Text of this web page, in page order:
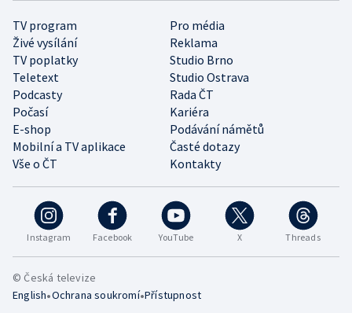
Instagram Facebook YouTube X Threads
TV program
Pro média
Živé vysílání
Reklama
TV poplatky
Studio Brno
Teletext
Studio Ostrava
Podcasty
Rada ČT
Počasí
Kariéra
E-shop
Podávání námětů
Mobilní a TV aplikace
Časté dotazy
Vše o ČT
Kontakty
© Česká televize
English•Ochrana soukromí•Přístupnost